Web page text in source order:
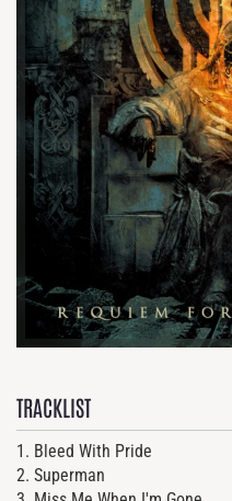
TRACKLIST
1. Bleed With Pride
2. Superman